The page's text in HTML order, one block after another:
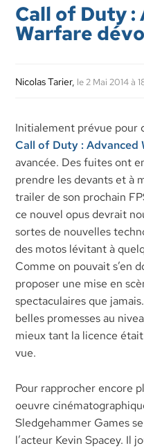
Call of Duty :
Warfare
Nicolas Tarier, le 2 Mai 2014 à
Initialement prévue pour
Call of Duty : Advanced
avancée. Des fuites ont
prendre les devants et à
trailer de son prochain
ce nouvel opus devrait
sortes de nouvelles
des motos lévitant à
Comme on pouvait s’en
proposer une mise en
spectaculaires que
belles promesses au
mieux tant la licence
vue.
Pour rapprocher encore
oeuvre
Sledgehammer Games
l’acteur Kevin Spacey. Il